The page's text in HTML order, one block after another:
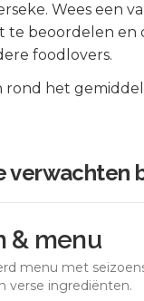
. Wees een
te beoordelen en
foodlovers.
rond het
verwachten
& menu
menu met
verse ingrediënten.